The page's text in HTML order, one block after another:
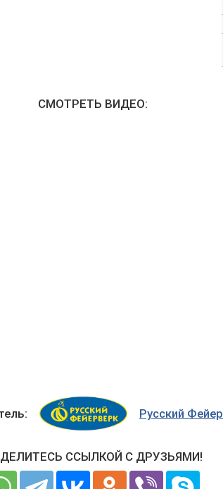
СМОТРЕТЬ ВИДЕО:
Русский
ССЫЛКОЙ С ДРУЗЬЯМИ!